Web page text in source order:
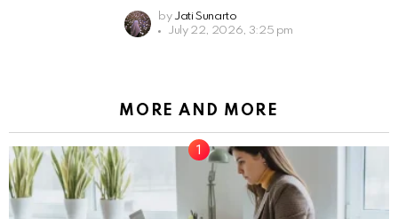
by Jati Sunarto
July 22, 2026, 3:25 pm
MORE AND MORE